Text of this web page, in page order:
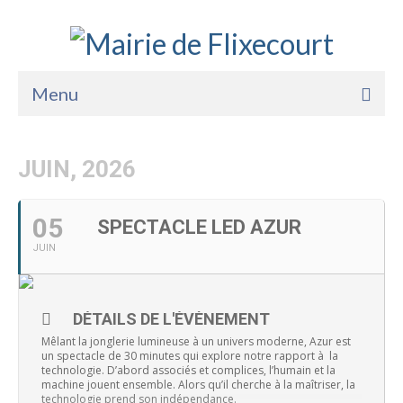
Menu
La Mairie
Vie Pratique
Services
Sports Loisirs et Culture
JUIN, 2026
05
JUIN
SPECTACLE LED AZUR
DÉTAILS DE L'ÉVÈNEMENT
Mêlant la jonglerie lumineuse à un univers moderne, Azur est
un spectacle de 30 minutes qui explore notre rapport à la
technologie. D’abord associés et complices, l’humain et la
machine jouent ensemble. Alors qu’il cherche à la maîtriser, la
technologie prend son indépendance.